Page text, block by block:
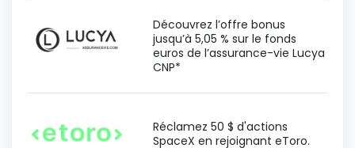
Découvrez l’offre bonus
jusqu’à 5,05 % sur le fonds
euros de l’assurance-vie Lucya
CNP*
Réclamez 50 $ d'actions
SpaceX en rejoignant eToro.